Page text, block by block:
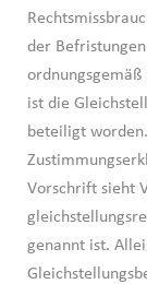
der
ordnungsgemäß
ist die
beteiligt
Vorschrift sieht
genannt ist.